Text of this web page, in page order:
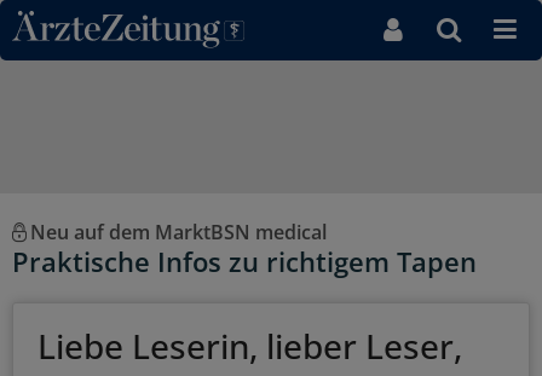
Direkt zum Inhaltsbereich
Neu auf dem MarktBSN medical
Praktische Infos zu richtigem Tapen
Liebe Leserin, lieber Leser,